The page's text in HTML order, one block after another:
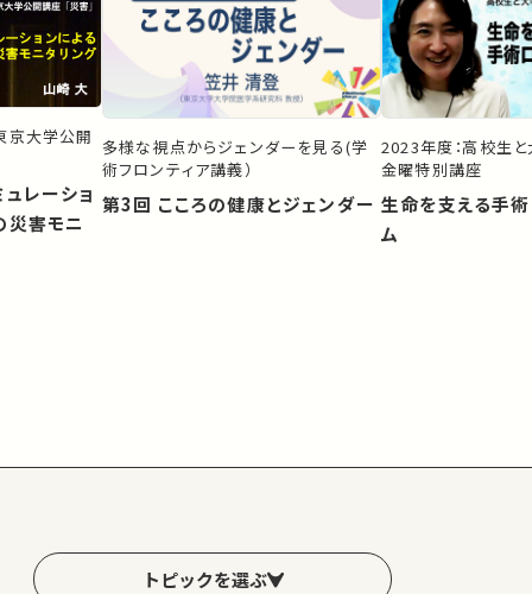
京大学公開
レーショ
災害モニ
多様な視点からジェンダーを見る(学
術フロンティア講義）
第3回 こころの健康とジェンダー
2023年度：高校生
金曜特別講座
生命を支える手
ム
トピックを選ぶ